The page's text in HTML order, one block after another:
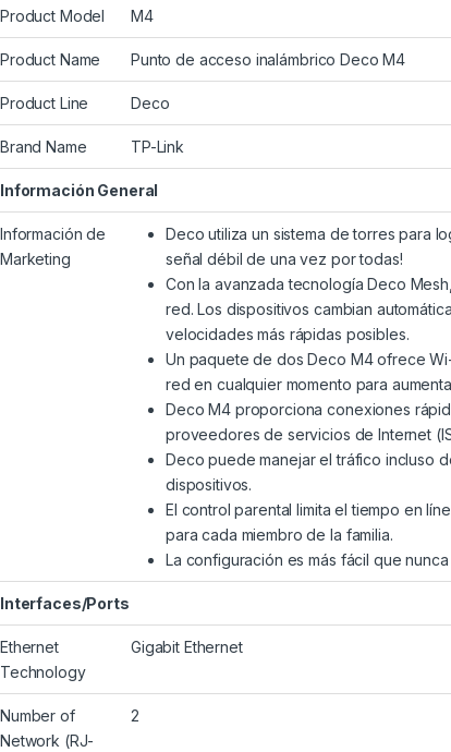
Product Model M4
Product Name Punto de acceso inalámbrico Deco M4
Product Line Deco
Brand Name TP-Link
Información General
Información de
Marketing
Deco utiliza un sistema de torres para
señal débil de una vez por todas!
Con la avanzada tecnología Deco
red. Los dispositivos cambian
velocidades más rápidas posibles.
Un paquete de dos Deco M4 ofrece
red en cualquier momento para
Deco M4 proporciona conexiones
proveedores de servicios de Internet
Deco puede manejar el tráfico incluso
dispositivos.
El control parental limita el tiempo en
para cada miembro de la familia.
La configuración es más fácil que
Interfaces/Ports
Ethernet
Technology
Gigabit Ethernet
Number of
Network (RJ-
2